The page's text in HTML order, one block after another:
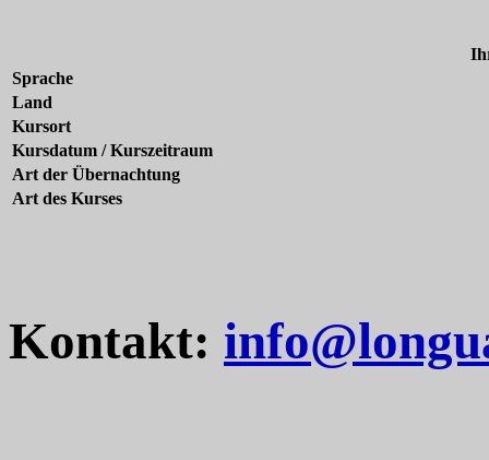
Sprache
Land
Kursort
Kursdatum / Kurszeitraum
Art der Übernachtung
Art des Kurses
Kontakt: